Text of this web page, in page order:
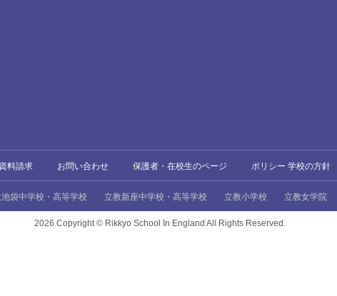
資料請求 お問い合わせ 保護者・在校生のページ ポリシー 学校の方針
池袋中学校・高等学校 立教新座中学校・高等学校 立教小学校 立教女学院
2026 Copyright © Rikkyo School In England All Rights Reserved.